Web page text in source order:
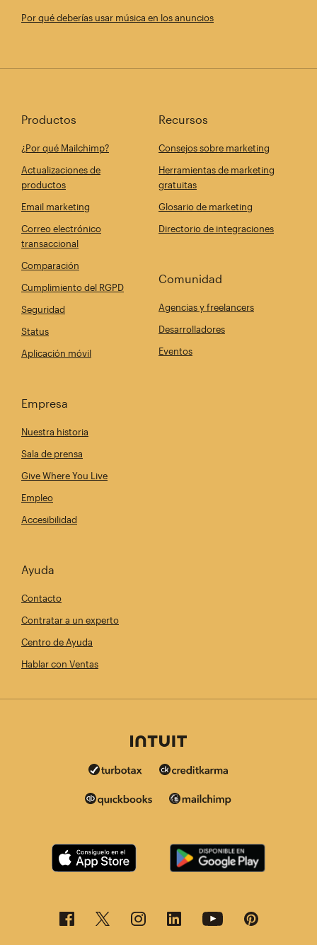
Por qué deberías usar música en los anuncios
Productos
¿Por qué Mailchimp?
Actualizaciones de
productos
Email marketing
Correo electrónico
transaccional
Comparación
Cumplimiento del RGPD
Seguridad
Status
Aplicación móvil
Recursos
Consejos sobre marketing
Herramientas de marketing
gratuitas
Glosario de marketing
Directorio de integraciones
Comunidad
Agencias y freelancers
Desarrolladores
Eventos
Empresa
Nuestra historia
Sala de prensa
Give Where You Live
Empleo
Accesibilidad
Ayuda
Contacto
Contratar a un experto
Centro de Ayuda
Hablar con Ventas